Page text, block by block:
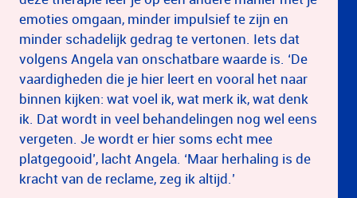
emoties omgaan, minder impulsief te zijn en
minder schadelijk gedrag te vertonen. Iets dat
volgens Angela van onschatbare waarde is. ‘De
vaardigheden die je hier leert en vooral het naar
binnen kijken: wat voel ik, wat merk ik, wat denk
ik. Dat wordt in veel behandelingen nog wel eens
vergeten. Je wordt er hier soms echt mee
platgegooid’, lacht Angela. ‘Maar herhaling is de
kracht van de reclame, zeg ik altijd.’